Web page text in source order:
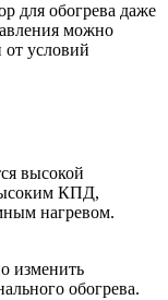
для обогрева даже
можно
от условий
высокой
КПД,
нагревом.
изменить
обогрева.